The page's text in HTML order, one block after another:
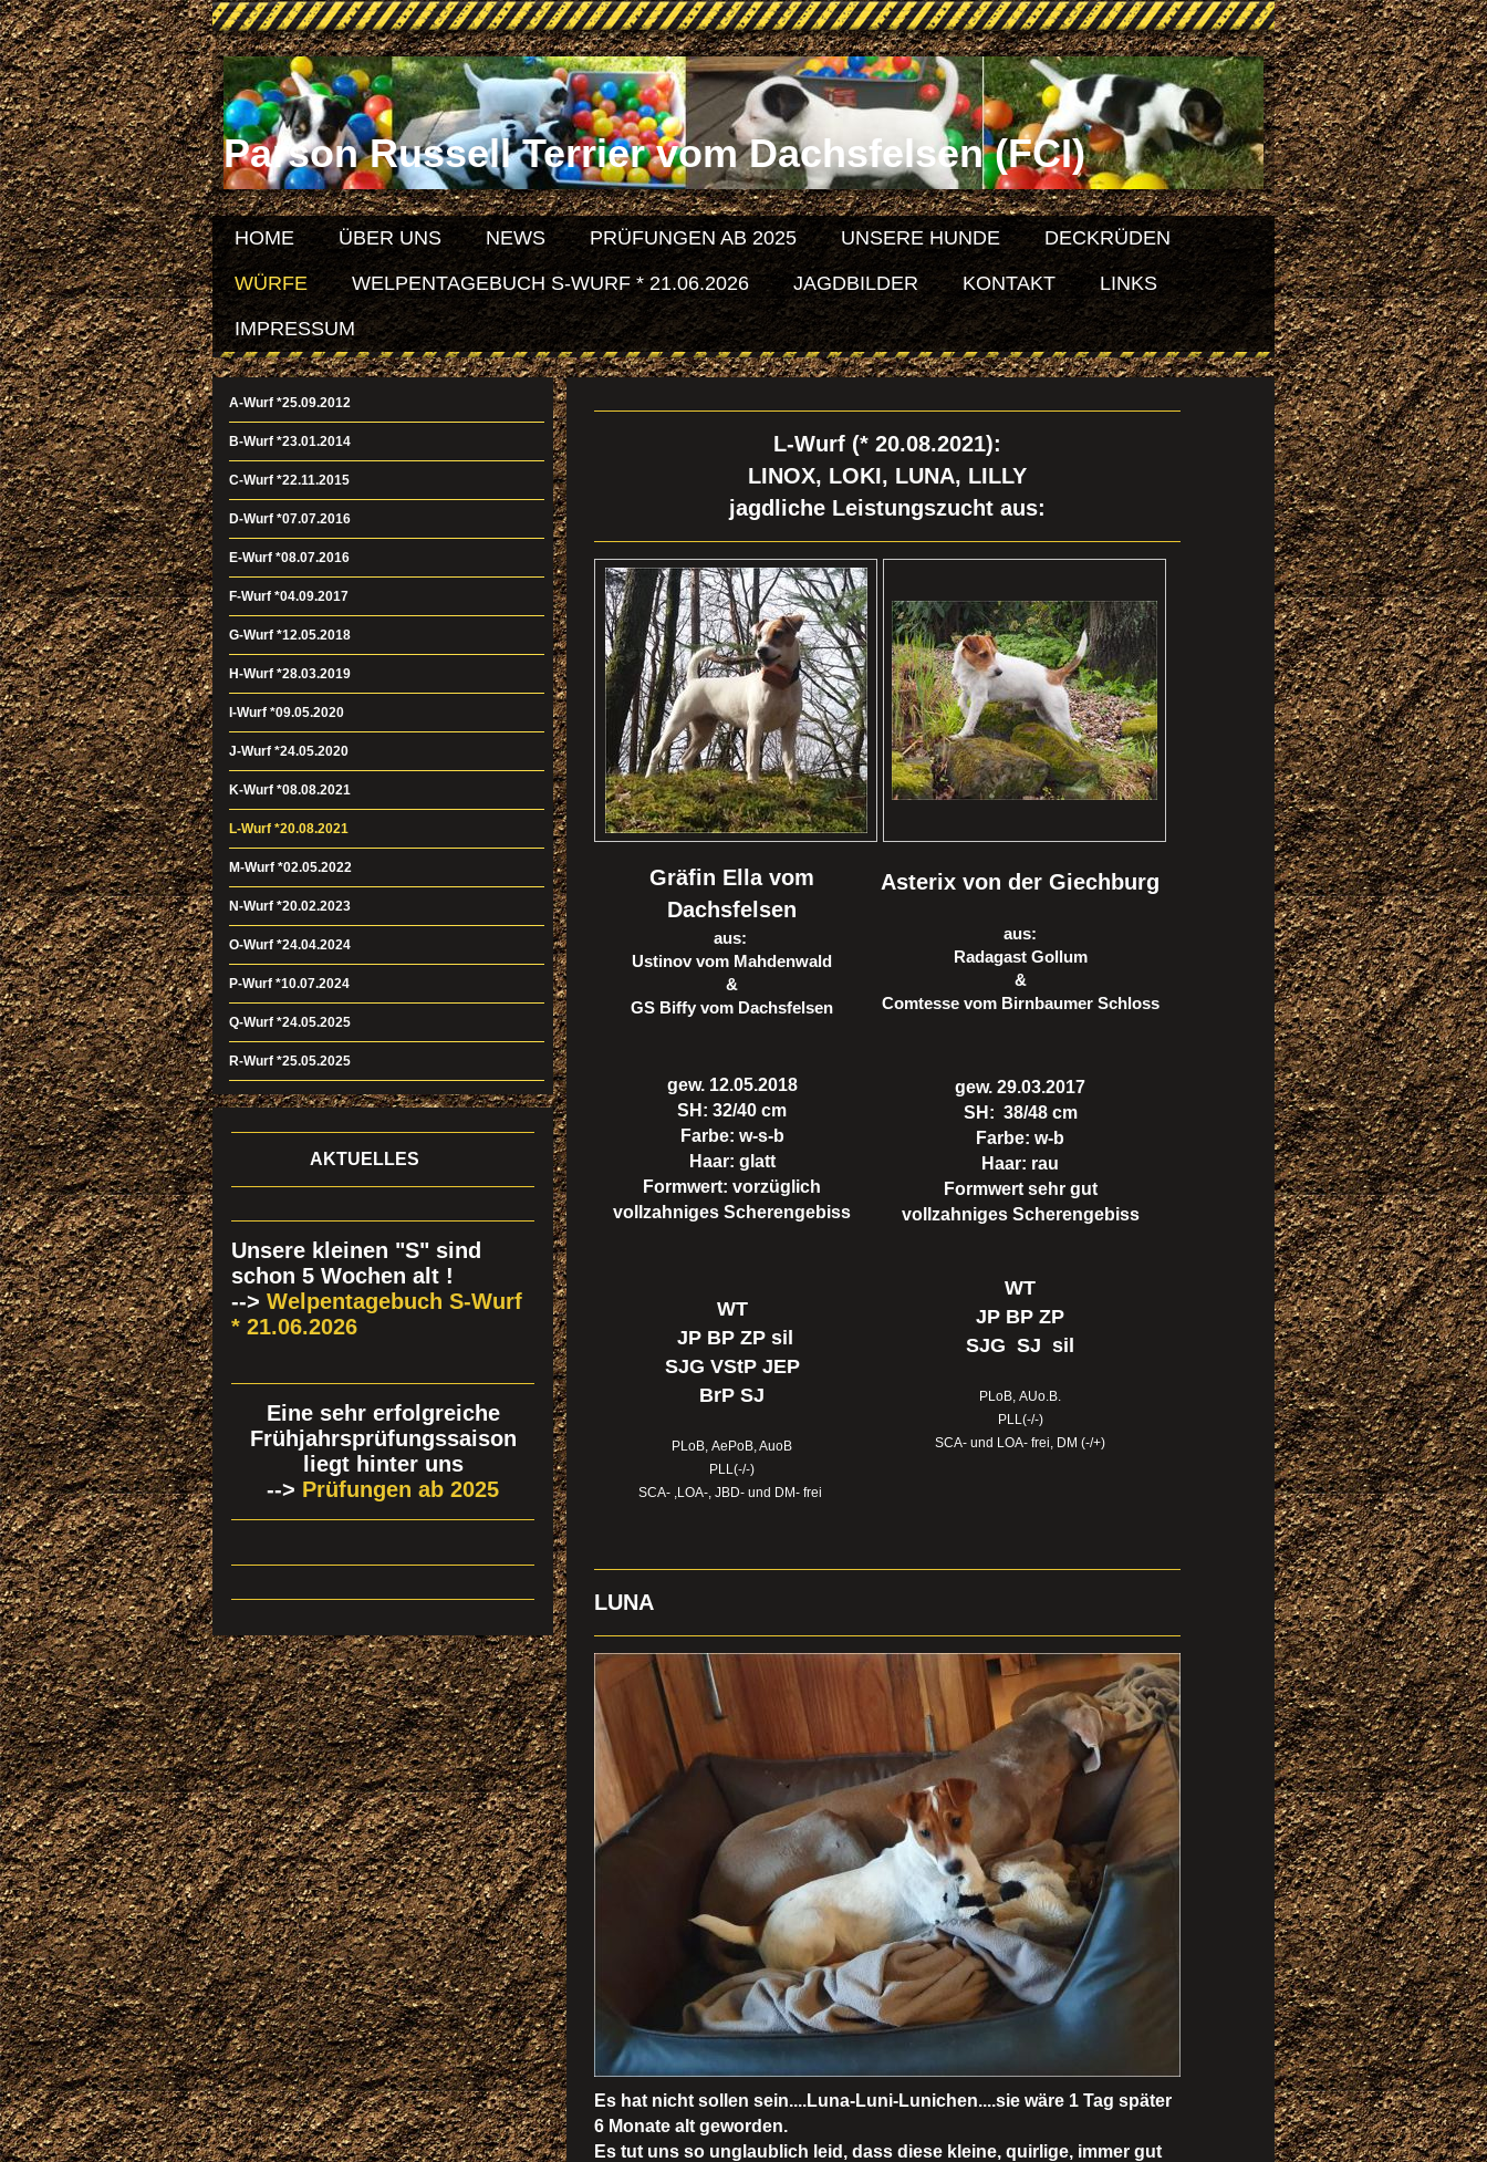
Parson Russell Terrier vom Dachsfelsen (FCI)
HOME ÜBER UNS NEWS PRÜFUNGEN AB 2025 UNSERE HUNDE DECKRÜDEN
WÜRFE WELPENTAGEBUCH S-WURF * 21.06.2026 JAGDBILDER KONTAKT LINKS
IMPRESSUM
L-Wurf (* 20.08.2021):
LINOX, LOKI, LUNA, LILLY
jagdliche Leistungszucht aus:
Gräfin Ella vom
Dachsfelsen
aus:
Ustinov vom Mahdenwald
&
GS Biffy vom Dachsfelsen
Asterix von der Giechburg
aus:
Radagast Gollum
&
Comtesse vom Birnbaumer Schloss
gew. 12.05.2018
SH: 32/40 cm
Farbe: w-s-b
Haar: glatt
Formwert: vorzüglich
vollzahniges Scherengebiss
WT
JP BP ZP sil
SJG VStP JEP
BrP SJ
PLoB, AePoB, AuoB
PLL(-/-)
SCA- ,LOA-, JBD- und DM- frei
gew. 29.03.2017
SH: 38/48 cm
Farbe: w-b
Haar: rau
Formwert sehr gut
vollzahniges Scherengebiss
WT
JP BP ZP
SJG SJ sil
PLoB, AUo.B.
PLL(-/-)
SCA- und LOA- frei, DM (-/+)
LUNA
Es hat nicht sollen sein....Luna-Luni-Lunichen....sie wäre 1 Tag später
6 Monate alt geworden.
Es tut uns so unglaublich leid, dass diese kleine, quirlige, immer gut
A-Wurf *25.09.2012
B-Wurf *23.01.2014
C-Wurf *22.11.2015
D-Wurf *07.07.2016
E-Wurf *08.07.2016
F-Wurf *04.09.2017
G-Wurf *12.05.2018
H-Wurf *28.03.2019
I-Wurf *09.05.2020
J-Wurf *24.05.2020
K-Wurf *08.08.2021
L-Wurf *20.08.2021
M-Wurf *02.05.2022
N-Wurf *20.02.2023
O-Wurf *24.04.2024
P-Wurf *10.07.2024
Q-Wurf *24.05.2025
R-Wurf *25.05.2025
AKTUELLES
Unsere kleinen "S" sind
schon 5 Wochen alt !
--> Welpentagebuch S-Wurf
* 21.06.2026
Eine sehr erfolgreiche
Frühjahrsprüfungssaison
liegt hinter uns
--> Prüfungen ab 2025